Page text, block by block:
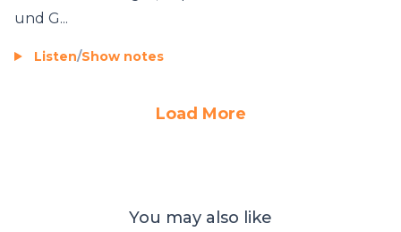
und G...
Listen/Show notes
Load More
You may also like